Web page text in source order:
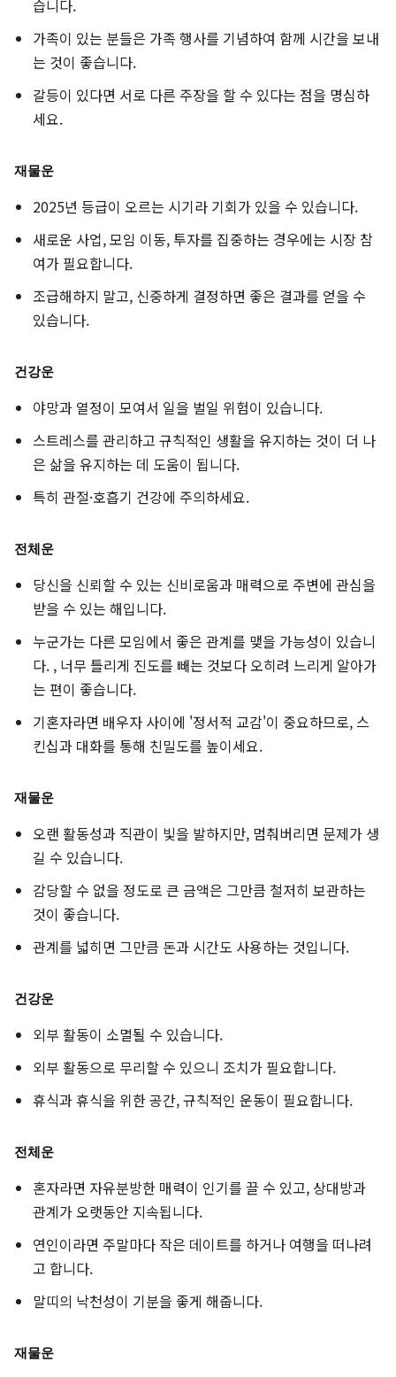
습니다.
가족이 있는 분들은 가족 행사를 기념하여 함께 시간을 보내
는 것이 좋습니다.
갈등이 있다면 서로 다른 주장을 할 수 있다는 점을 명심하
세요.
재물운
2025년 등급이 오르는 시기라 기회가 있을 수 있습니다.
새로운 사업, 모임 이동, 투자를 집중하는 경우에는 시장 참
여가 필요합니다.
조급해하지 말고, 신중하게 결정하면 좋은 결과를 얻을 수
있습니다.
건강운
야망과 열정이 모여서 일을 벌일 위험이 있습니다.
스트레스를 관리하고 규칙적인 생활을 유지하는 것이 더 나
은 삶을 유지하는 데 도움이 됩니다.
특히 관절·호흡기 건강에 주의하세요.
전체운
당신을 신뢰할 수 있는 신비로움과 매력으로 주변에 관심을
받을 수 있는 해입니다.
누군가는 다른 모임에서 좋은 관계를 맺을 가능성이 있습니
다. , 너무 틀리게 진도를 빼는 것보다 오히려 느리게 알아가
는 편이 좋습니다.
기혼자라면 배우자 사이에 '정서적 교감'이 중요하므로, 스
킨십과 대화를 통해 친밀도를 높이세요.
재물운
오랜 활동성과 직관이 빛을 발하지만, 멈춰버리면 문제가 생
길 수 있습니다.
감당할 수 없을 정도로 큰 금액은 그만큼 철저히 보관하는
것이 좋습니다.
관계를 넓히면 그만큼 돈과 시간도 사용하는 것입니다.
건강운
외부 활동이 소멸될 수 있습니다.
외부 활동으로 무리할 수 있으니 조치가 필요합니다.
휴식과 휴식을 위한 공간, 규칙적인 운동이 필요합니다.
전체운
혼자라면 자유분방한 매력이 인기를 끌 수 있고, 상대방과
관계가 오랫동안 지속됩니다.
연인이라면 주말마다 작은 데이트를 하거나 여행을 떠나려
고 합니다.
말띠의 낙천성이 기분을 좋게 해줍니다.
재물운